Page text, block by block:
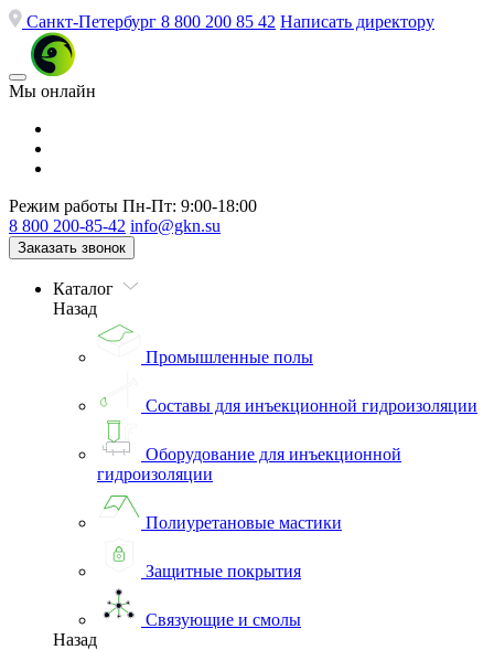
Санкт-Петербург 8 800 200 85 42 Написать директору
Мы онлайн
Режим работы Пн-Пт: 9:00-18:00
8 800 200-85-42 info@gkn.su
Заказать звонок
Каталог
Назад
Промышленные полы
Составы для инъекционной гидроизоляции
Оборудование для инъекционной
гидроизоляции
Полиуретановые мастики
Защитные покрытия
Связующие и смолы
Назад